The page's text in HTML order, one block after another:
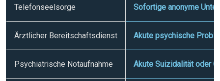
Telefonseelsorge Sofortige anonyme
Ärztlicher Bereitschaftsdienst Akute psychische
Psychiatrische Notaufnahme Akute Suizidalität oder